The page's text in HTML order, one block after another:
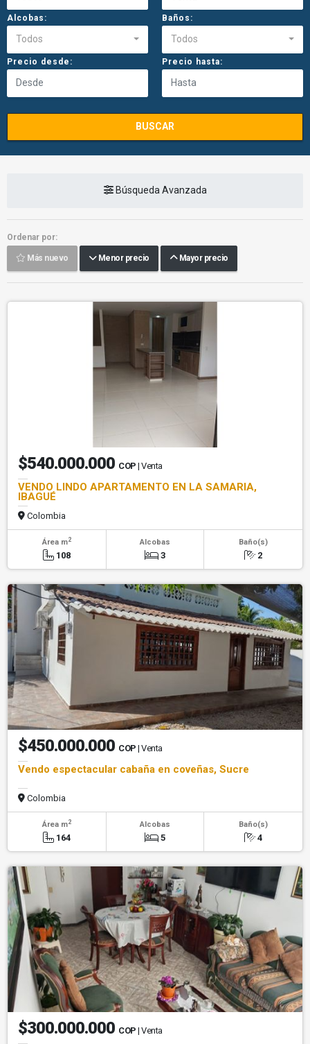
Alcobas:
Todos
Baños:
Todos
Precio desde: Precio hasta:
BUSCAR
Búsqueda Avanzada
Ordenar por:
Más nuevo Menor precio Mayor precio
$540.000.000 COP | Venta
VENDO LINDO APARTAMENTO EN LA SAMARIA,
IBAGUÉ
Colombia
Área m2
108
Alcobas
3
Baño(s)
2
$450.000.000 COP | Venta
Vendo espectacular cabaña en coveñas, Sucre
Colombia
Área m2
164
Alcobas
5
Baño(s)
4
$300.000.000 COP | Venta